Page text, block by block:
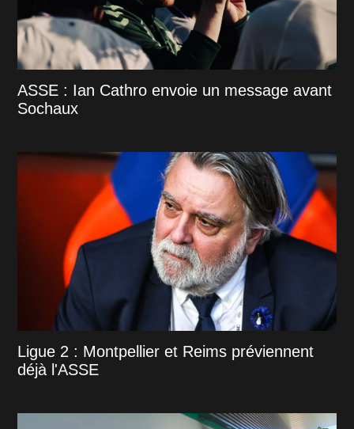
ASSE : Ian Cathro envoie un message avant
Sochaux
Ligue 2 : Montpellier et Reims préviennent
déjà l'ASSE